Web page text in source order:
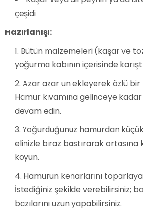
çeşidi
Hazırlanışı:
Bütün malzemeleri (kaşar ve
yoğurma kabının içerisinde
Azar azar un ekleyerek özlü
Hamur kıvamına gelinceye
devam edin.
Yoğurduğunuz hamurdan
elinizle biraz bastırarak ortasına
koyun.
Hamurun kenarlarını
İstediğiniz şekilde verebilirsiniz;
bazılarını uzun yapabilirsiniz.